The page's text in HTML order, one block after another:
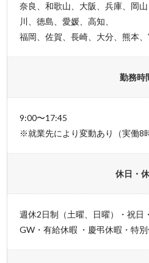
奈良、和歌山、大阪、兵庫、岡
川、徳島、愛媛、高知、
福岡、佐賀、長崎、大分、熊本、
勤務時
9:00〜17:45
※就業先により変動あり（実働8
休日・
週休2日制（土曜、日曜）・祝日
GW・有給休暇 ・慶弔休暇・特